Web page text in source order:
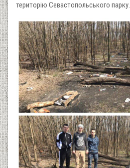
територію Севастопольського парку.